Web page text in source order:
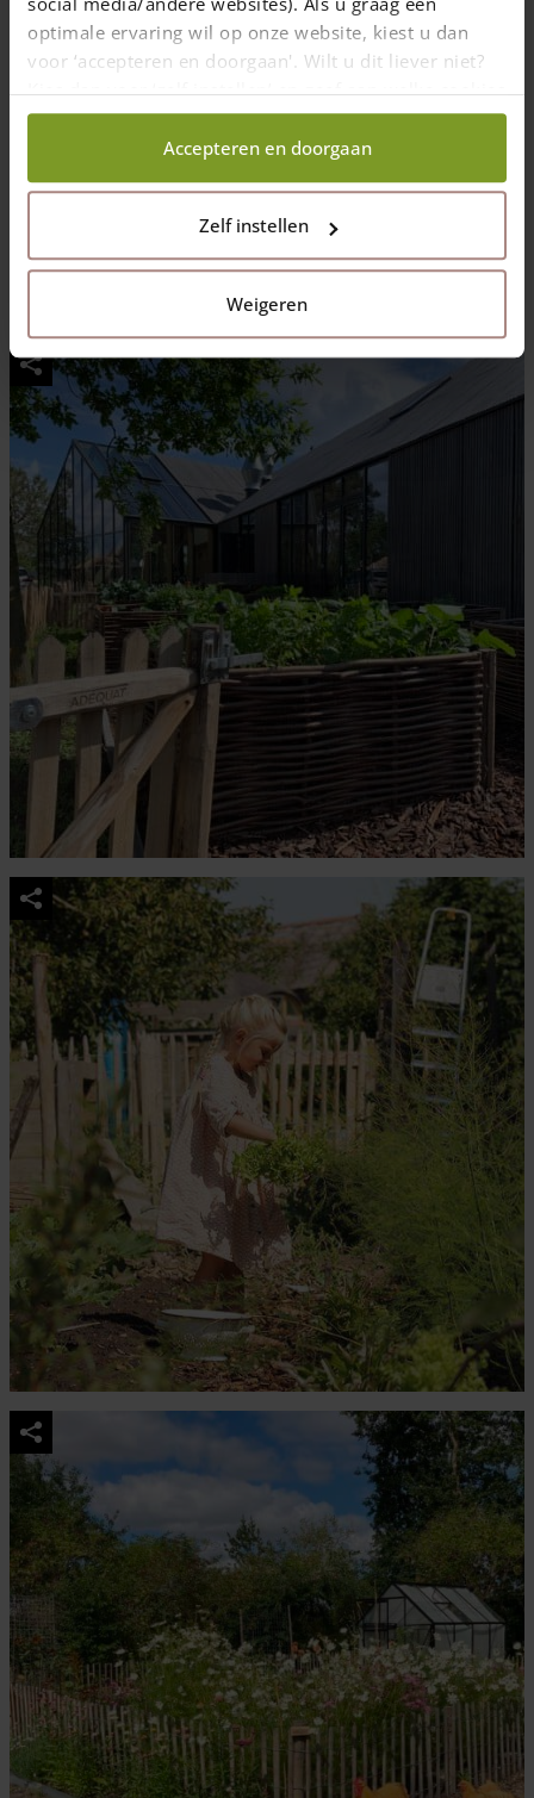
optimale ervaring wil op onze website, kiest u dan
voor ‘accepteren en doorgaan'. Wilt u dit liever niet?
Kies dan voor ‘zelf instellen’ en geef aan welke cookies
wij wel mogen verzamelen.
Accepteren en doorgaan
Zelf instellen
Weigeren